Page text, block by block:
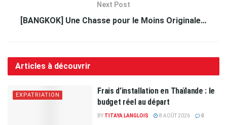
Next Post
[BANGKOK] Une Chasse pour le Moins Originale…
Articles à découvrir
EXPATRIATION
Frais d’installation en Thaïlande : le
budget réel au départ
BY TITAYA LANGLOIS 8 AOÛT 2026 0